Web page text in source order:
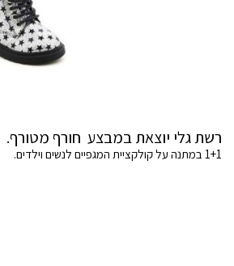
רשת גלי יוצאת במבצע חורף מטורף.
1+1 במתנה על קולקציית המגפיים לנשים וילדים.